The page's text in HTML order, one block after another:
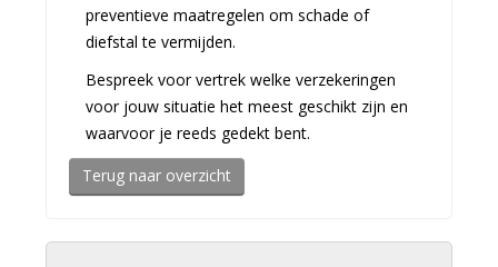
preventieve maatregelen om schade of
diefstal te vermijden.
Bespreek voor vertrek welke verzekeringen
voor jouw situatie het meest geschikt zijn en
waarvoor je reeds gedekt bent.
Terug naar overzicht